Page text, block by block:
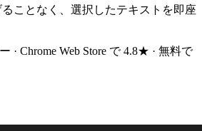
ことなく、選択したテキストを即座
· Chrome Web Store で 4.8★ · 無料で